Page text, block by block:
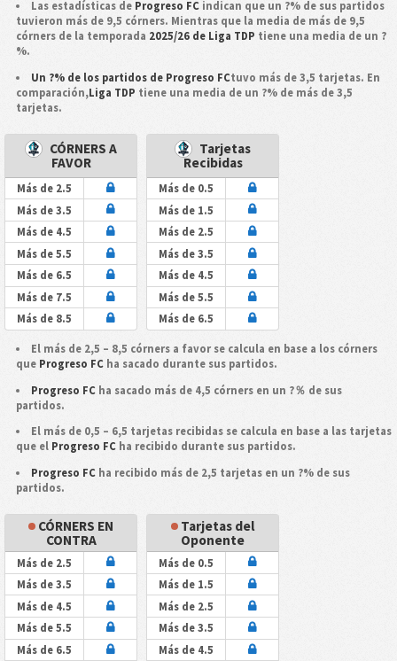
Las estadísticas de Progreso FC indican que un ?% de sus partidos
tuvieron más de 9,5 córners. Mientras que la media de más de 9,5
córners de la temporada 2025/26 de Liga TDP tiene una media de un ?
%.
Un ?% de los partidos de Progreso FCtuvo más de 3,5 tarjetas. En
comparación,Liga TDP tiene una media de un ?% de más de 3,5
tarjetas.
CÓRNERS A
FAVOR
Más de 2.5
Más de 3.5
Más de 4.5
Más de 5.5
Más de 6.5
Más de 7.5
Más de 8.5
Tarjetas
Recibidas
Más de 0.5
Más de 1.5
Más de 2.5
Más de 3.5
Más de 4.5
Más de 5.5
Más de 6.5
El más de 2,5 – 8,5 córners a favor se calcula en base a los córners
que Progreso FCha sacado durante sus partidos.
Progreso FC ha sacado más de 4,5 córners en un ?％ de sus
partidos.
El más de 0,5 – 6,5 tarjetas recibidas se calcula en base a las tarjetas
que el Progreso FCha recibido durante sus partidos.
Progreso FC ha recibido más de 2,5 tarjetas en un ?% de sus
partidos.
CÓRNERS EN
CONTRA
Más de 2.5
Más de 3.5
Más de 4.5
Más de 5.5
Más de 6.5
Tarjetas del
Oponente
Más de 0.5
Más de 1.5
Más de 2.5
Más de 3.5
Más de 4.5